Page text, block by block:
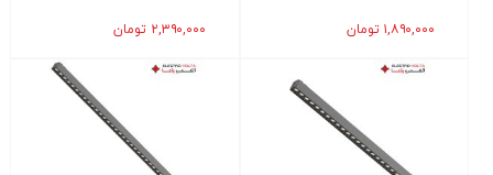
۱,۸۹۰,۰۰۰ تومان ۲,۳۹۰,۰۰۰ تومان